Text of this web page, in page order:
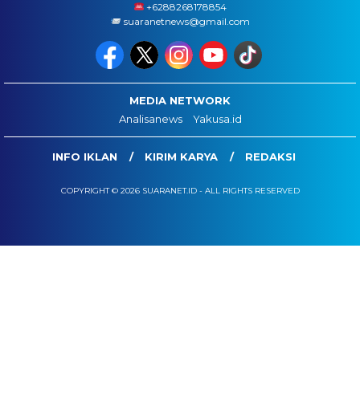
+6288268178854
suaranetnews@gmail.com
MEDIA NETWORK
Analisanews
Yakusa.id
INFO IKLAN KIRIM KARYA REDAKSI
COPYRIGHT © 2026 SUARANET.ID - ALL RIGHTS RESERVED